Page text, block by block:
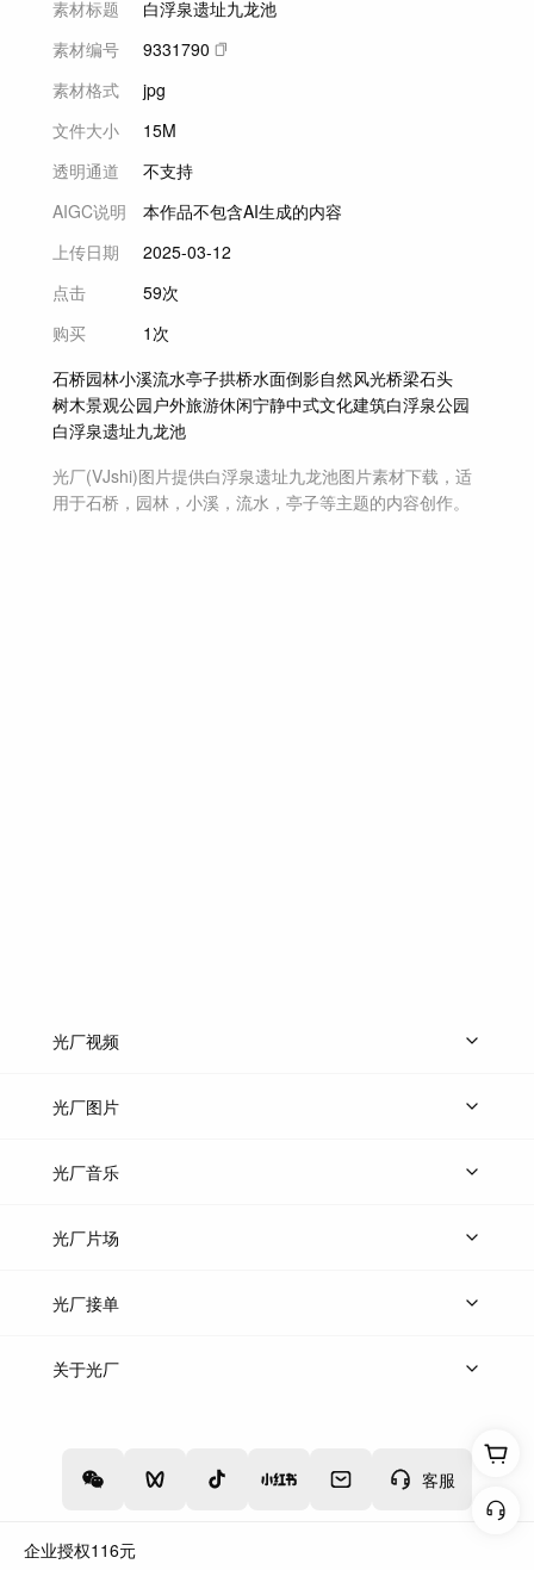
企业授权116元
素材标题
白浮泉遗址九龙池
素材编号
9331790
素材格式
jpg
文件大小
15M
透明通道
不支持
AIGC说明
本作品不包含AI生成的内容
上传日期
2025-03-12
点击
59次
购买
1次
石桥园林小溪流水亭子拱桥水面倒影自然风光桥梁石头
树木景观公园 户外旅游休闲宁静中式文化建筑白浮泉公园
白浮泉遗址九龙池
光厂(VJshi)图片提供白浮泉遗址九龙池图片素材下载，适
用于石桥，园林，小溪，流水，亭子等主题的内容创作。
客服
光厂视频
上传视频
光厂图片
上传图片
光厂音乐
热门音乐
光厂片场
上传案例
光厂接单
上架服务
关于光厂